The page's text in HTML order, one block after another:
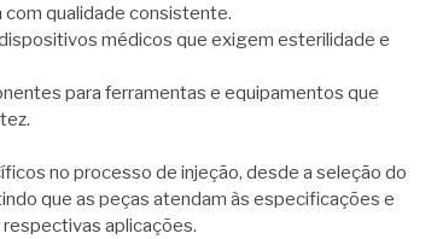
qualidade consistente.
médicos que exigem esterilidade e
para ferramentas e equipamentos que
no processo de injeção, desde a seleção do
que as peças atendam às especificações e
aplicações.